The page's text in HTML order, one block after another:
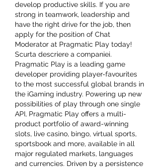
develop productive skills. If you are
strong in teamwork, leadership and
have the right drive for the job, then
apply for the position of Chat
Moderator at Pragmatic Play today!
Scurta descriere a companiei.
Pragmatic Play is a leading game
developer providing player-favourites
to the most successful global brands in
the iGaming industry. Powering up new
possibilities of play through one single
API, Pragmatic Play offers a multi-
product portfolio of award-winning
slots, live casino, bingo, virtual sports,
sportsbook and more, available in all
major regulated markets, languages
and currencies. Driven by a persistence